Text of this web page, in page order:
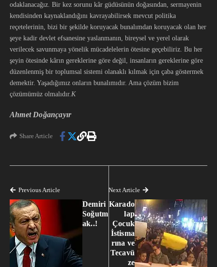
odaklanacağız. Bir kez sorunu kâr güdüsünün doğasından, sermayenin
kendisinden kaynaklandığını kavrayabilirsek mevcut politika
reçetelerinin, bizi bir şekilde koruyacak bunalımdan koruyacak olan her
şeye kadir devlet efsanesine yaslanmanın, bireysel ve yerel olarak
verilecek savunmaya yönelik mücadelelerin ötesine geçebiliriz. Bu her
şeyin ötesinde kârın gereklerine göre değil, insanların gereklerine göre
düzenlenmiş bir toplumsal sistemi olanaklı kılmak için çaba göstermek
demektir. Yaşadığımız onların bunalımıdır. Ama çözüm bizim
çözümümüz olmalıdır. K
Ahmet Doğançayır
Share Article
Previous Article
Demiri
Soğutm
ak..!
Next Article
Karado
lap
Çocuk
İstisma
rına ve
Tecavü
ze